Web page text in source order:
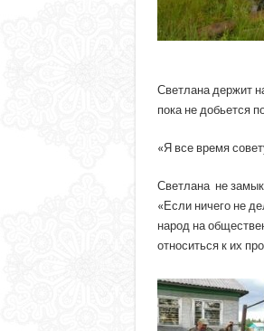
Светлана держит
пока не добьется
«Я все время
Светлана не
«Если ничего не
народ на
относиться к их